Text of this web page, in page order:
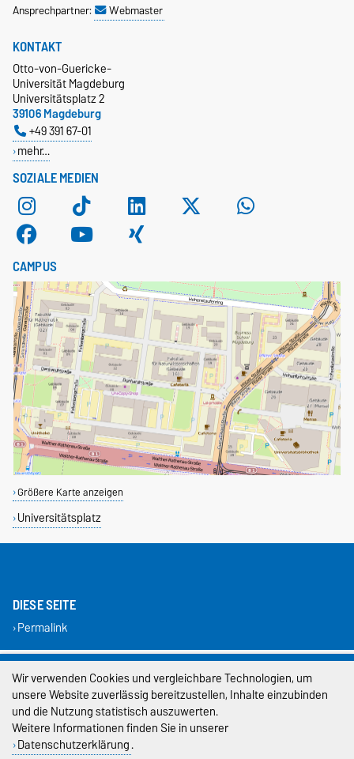
Ansprechpartner:
Webmaster
SOZIALE MEDIEN
KONTAKT
Otto-von-Guericke-
Universität Magdeburg
Universitätsplatz 2
39106 Magdeburg
+49 391 67-01
mehr…
CAMPUS
Größere Karte anzeigen
Universitätsplatz
DIESE SEITE
Permalink
Impressum
Datenschutz
Barrierefreiheit
Wir verwenden Cookies und vergleichbare Technologien, um
unsere Website zuverlässig bereitzustellen, Inhalte einzubinden
und die Nutzung statistisch auszuwerten.
Weitere Informationen finden Sie in unserer
Datenschutzerklärung.